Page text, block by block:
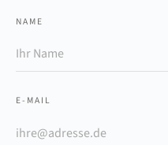
NAME
E-MAIL